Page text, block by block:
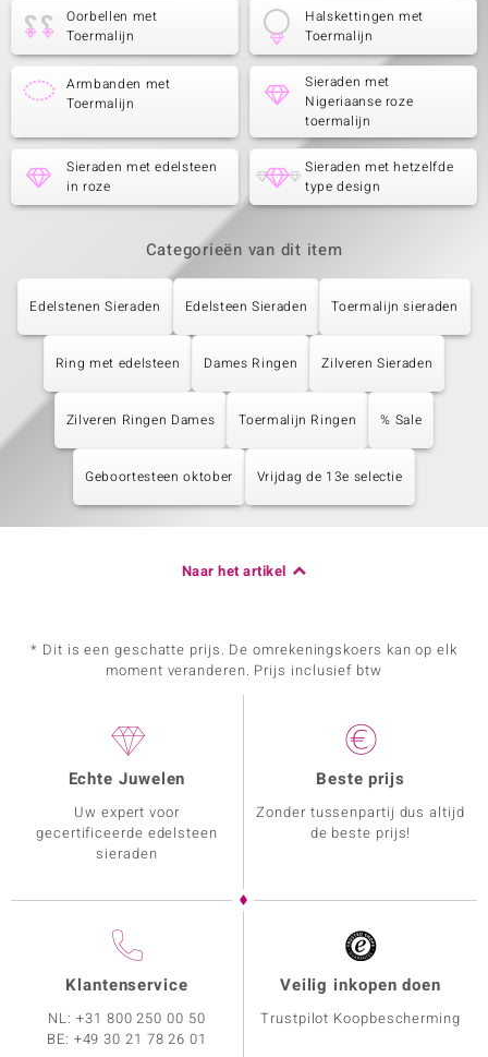
Oorbellen met
Toermalijn
Halskettingen met
Toermalijn
Armbanden met
Toermalijn
Sieraden met
Nigeriaanse roze
toermalijn
Sieraden met edelsteen
in roze
Sieraden met hetzelfde
type design
Categorieën van dit item
Edelstenen Sieraden Edelsteen Sieraden Toermalijn sieraden
Ring met edelsteen Dames Ringen Zilveren Sieraden
Zilveren Ringen Dames Toermalijn Ringen % Sale
Geboortesteen oktober Vrijdag de 13e selectie
Naar het artikel
* Dit is een geschatte prijs. De omrekeningskoers kan op elk
moment veranderen. Prijs inclusief btw
Echte Juwelen
Uw expert voor
gecertificeerde edelsteen
sieraden
Beste prijs
Zonder tussenpartij dus altijd
de beste prijs!
Klantenservice
NL:+31 800 250 00 50
BE: +49 30 21 78 26 01
Veilig inkopen doen
Trustpilot Koopbescherming